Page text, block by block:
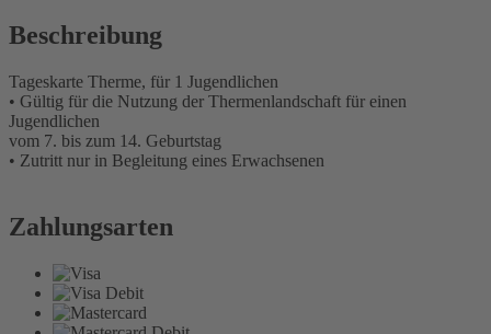
Beschreibung
Tageskarte Therme, für 1 Jugendlichen
• Gültig für die Nutzung der Thermenlandschaft für einen
Jugendlichen
vom 7. bis zum 14. Geburtstag
• Zutritt nur in Begleitung eines Erwachsenen
Zahlungsarten